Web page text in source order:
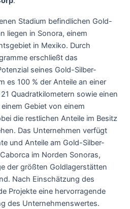
Stadium befindlichen Gold-
liegen in Sonora, einem
in Mexiko. Durch
erschließt das
seines Gold-Silber-
es 100 % der Anteile an einer
Quadratkilometern sowie einen
Gebiet von einem
die restlichen Anteile im Besitz
Das Unternehmen verfügt
und Anteile am Gold-Silber-
im Norden Sonoras,
der größten Goldlagerstätten
Nach Einschätzung des
Projekte eine hervorragende
des Unternehmenswertes.